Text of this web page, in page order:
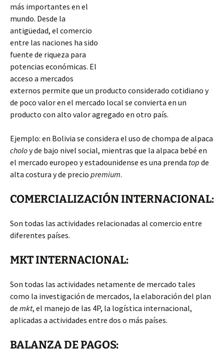
más importantes en el
mundo. Desde la
antigüedad, el comercio
entre las naciones ha sido
fuente de riqueza para
potencias económicas. El
acceso a mercados
externos permite que un producto considerado cotidiano y
de poco valor en el mercado local se convierta en un
producto con alto valor agregado en otro país.
Ejemplo: en Bolivia se considera el uso de chompa de alpaca
choloy de bajo nivel social, mientras que la alpaca bebé en
el mercado europeo y estadounidense es una prenda top de
alta costura y de precio premium.
COMERCIALIZACIÓN INTERNACIONAL:
Son todas las actividades relacionadas al comercio entre
diferentes países.
MKT INTERNACIONAL:
Son todas las actividades netamente de mercado tales
como la investigación de mercados, la elaboración del plan
de mkt, el manejo de las 4P, la logística internacional,
aplicadas a actividades entre dos o más países.
BALANZA DE PAGOS: